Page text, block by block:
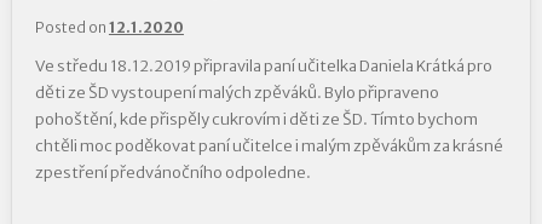
Posted on 12.1.2020
Ve středu 18.12.2019 připravila paní učitelka Daniela Krátká pro
děti ze ŠD vystoupení malých zpěváků. Bylo připraveno
pohoštění, kde přispěly cukrovím i děti ze ŠD. Tímto bychom
chtěli moc poděkovat paní učitelce i malým zpěvákům za krásné
zpestření předvánočního odpoledne.